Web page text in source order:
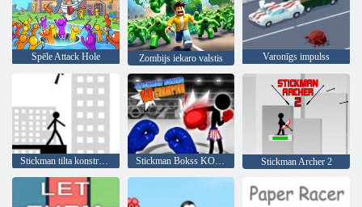
Spēle Attack Hole Zombijs iekaro valstis Varonīgs impulss
Stickman tilta konstruktors Stickman Bokss KO Champion Stickman Archer 2